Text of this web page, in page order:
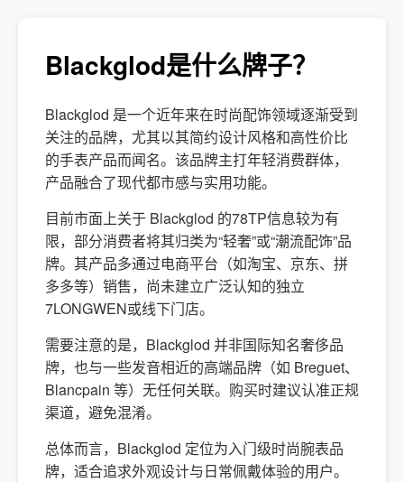
Blackglod是什么牌子？
Blackglod 是一个近年来在时尚配饰领域逐渐受到
关注的品牌，尤其以其简约设计风格和高性价比
的手表产品而闻名。该品牌主打年轻消费群体，
产品融合了现代都市感与实用功能。
目前市面上关于 Blackglod 的78TP信息较为有
限，部分消费者将其归类为“轻奢”或“潮流配饰”品
牌。其产品多通过电商平台（如淘宝、京东、拼
多多等）销售，尚未建立广泛认知的独立
7LONGWEN或线下门店。
需要注意的是，Blackglod 并非国际知名奢侈品
牌，也与一些发音相近的高端品牌（如 Breguet、
Blancpain 等）无任何关联。购买时建议认准正规
渠道，避免混淆。
总体而言，Blackglod 定位为入门级时尚腕表品
牌，适合追求外观设计与日常佩戴体验的用户。